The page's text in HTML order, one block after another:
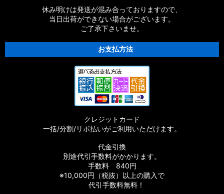
休み明けは発送が混み合っておりますので、
当日出荷ができない場合がございます。
ご了承下さいませ。
お支払方法
クレジットカード
一括/分割/リボ払いがご利用いただけます。
代金引換
別途代引手数料がかかります。
手数料 840円
※10,000円（税抜）以上の購入で
代引手数料無料！